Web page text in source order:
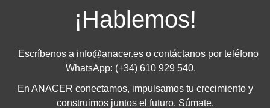
¡Hablemos!
Escríbenos a info@anacer.eso contáctanos por teléfono
WhatsApp: (+34) 610 929 540.
En ANACER conectamos, impulsamos tu crecimiento y
construimos juntos el futuro. Súmate.